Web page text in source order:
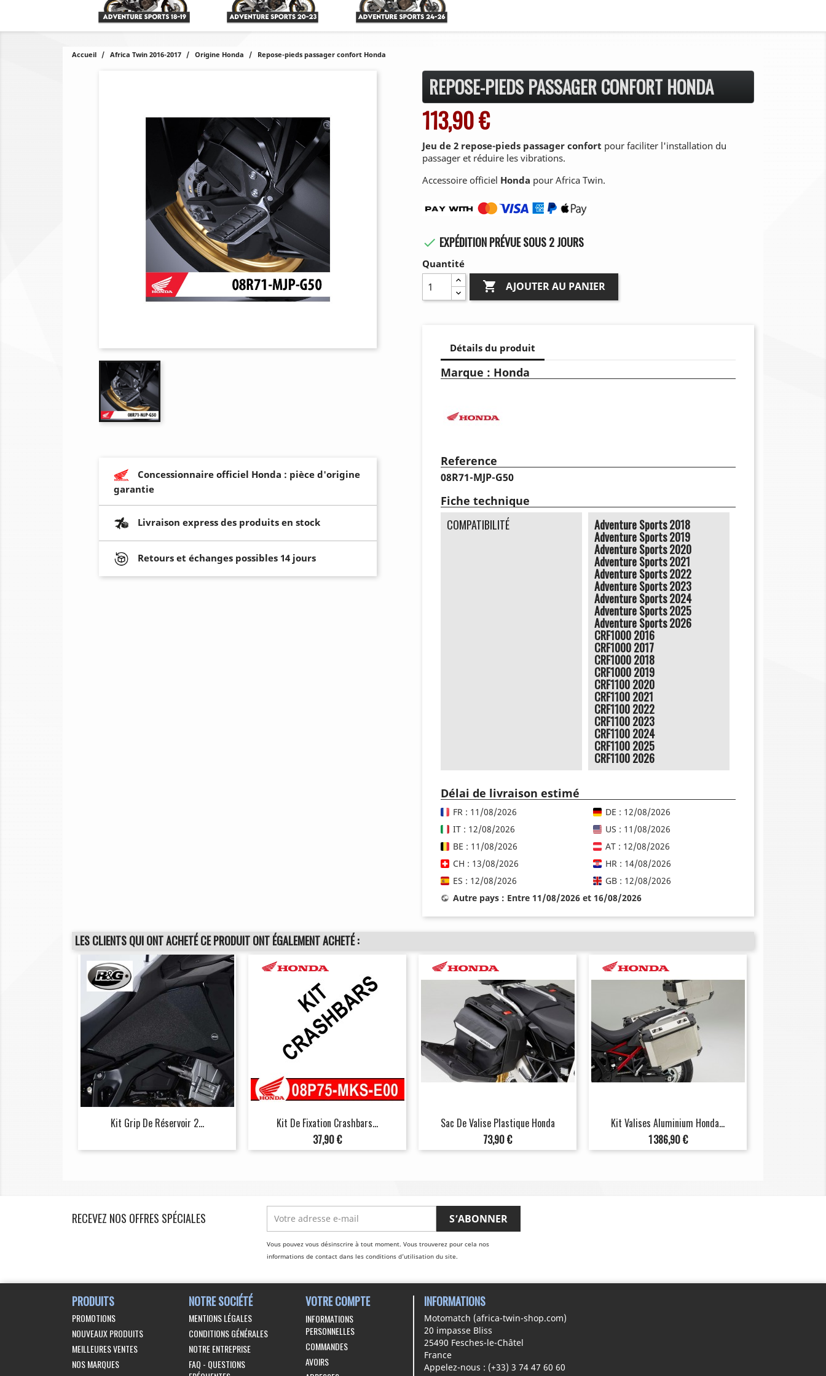
Accueil Africa Twin 2016-2017 Origine Honda Repose-pieds passager confort Honda
Concessionnaire officiel Honda : pièce d'origine
garantie
Livraison express des produits en stock
Retours et échanges possibles 14 jours
REPOSE-PIEDS PASSAGER CONFORT HONDA
113,90 €
Jeu de 2 repose-pieds passager confort pour faciliter l'installation du
passager et réduire les vibrations.
Accessoire officiel Honda pour Africa Twin.
 EXPÉDITION PRÉVUE SOUS 2 JOURS
Quantité
 AJOUTER AU PANIER
Détails du produit
Marque : Honda
Reference
08R71-MJP-G50
Fiche technique
COMPATIBILITÉ Adventure Sports 2018
Adventure Sports 2019
Adventure Sports 2020
Adventure Sports 2021
Adventure Sports 2022
Adventure Sports 2023
Adventure Sports 2024
Adventure Sports 2025
Adventure Sports 2026
CRF1000 2016
CRF1000 2017
CRF1000 2018
CRF1000 2019
CRF1100 2020
CRF1100 2021
CRF1100 2022
CRF1100 2023
CRF1100 2024
CRF1100 2025
CRF1100 2026
Délai de livraison estimé
FR : 11/08/2026
DE : 12/08/2026
IT : 12/08/2026
US : 11/08/2026
BE : 11/08/2026
AT : 12/08/2026
CH : 13/08/2026
HR : 14/08/2026
ES : 12/08/2026
GB : 12/08/2026
Autre pays : Entre 11/08/2026 et 16/08/2026
LES CLIENTS QUI ONT ACHETÉ CE PRODUIT ONT ÉGALEMENT ACHETÉ :
Kit Grip De Réservoir 2...
Kit De Fixation Crashbars...
Prix
37,90 €
Sac De Valise Plastique Honda
Prix
73,90 €
Kit Valises Aluminium Honda...
Prix
1 386,90 €
RECEVEZ NOS OFFRES SPÉCIALES
Vous pouvez vous désinscrire à tout moment. Vous trouverez pour cela nos
informations de contact dans les conditions d'utilisation du site.
PRODUITS
PROMOTIONS
NOUVEAUX PRODUITS
MEILLEURES VENTES
NOS MARQUES
NOTRE SOCIÉTÉ
MENTIONS LÉGALES
CONDITIONS GÉNÉRALES
NOTRE ENTREPRISE
FAQ - QUESTIONS
VOTRE COMPTE
INFORMATIONS
PERSONNELLES
COMMANDES
AVOIRS
INFORMATIONS
Motomatch (africa-twin-shop.com)
20 impasse Bliss
25490 Fesches-le-Châtel
France
Appelez-nous : (+33) 3 74 47 60 60